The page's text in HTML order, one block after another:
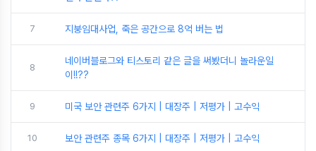
7 지붕임대사업, 죽은 공간으로 8억 버는 법
8
네이버블로그와 티스토리 같은 글을 써봤더니 놀라운일
이!!??
9 미국 보안 관련주 6가지 | 대장주 | 저평가 | 고수익
10 보안 관련주 종목 6가지 | 대장주 | 저평가 | 고수익